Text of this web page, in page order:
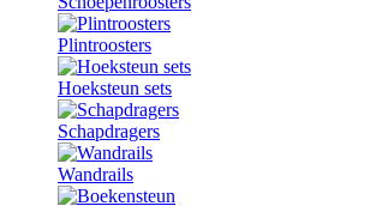
Plintroosters
Hoeksteun sets
Schapdragers
Wandrails